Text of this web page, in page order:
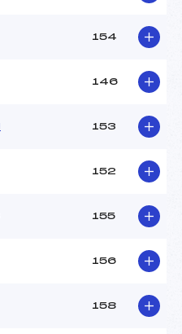
154
146
153
152
155
156
158